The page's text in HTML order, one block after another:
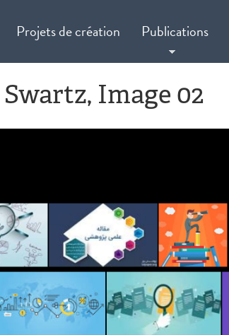
Projets de création Publications
Image 02